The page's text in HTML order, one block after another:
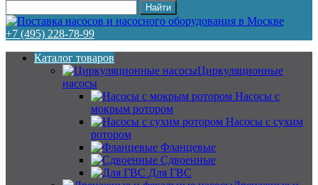
+7 (495) 228-78-99
Каталог товаров
Циркуляционные
насосы
Насосы с
мокрым ротором
Насосы с сухим
ротором
Фланцевые
Сдвоенные
Для ГВС